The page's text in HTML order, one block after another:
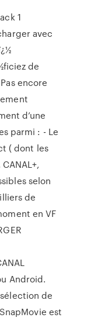
1
avec
de
encore
d’une
parmi : - Le
( dont les
selon
de
en VF
Android.
de
est